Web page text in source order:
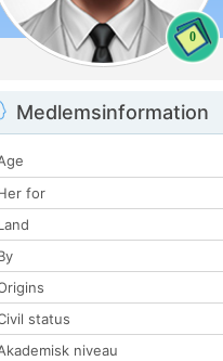
0
Medlemsinformation
for
status
niveau